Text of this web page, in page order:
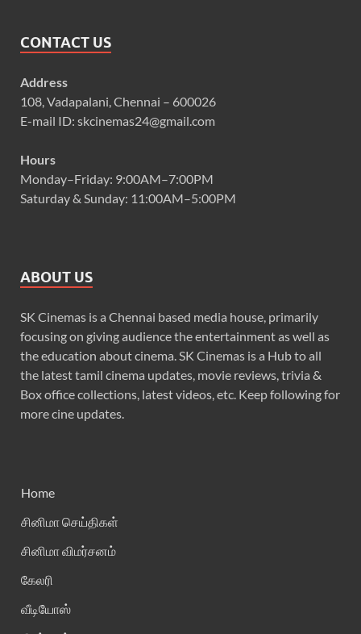
CONTACT US
Address
108, Vadapalani, Chennai – 600026
E-mail ID: skcinemas24@gmail.com
Hours
Monday–Friday: 9:00AM–7:00PM
Saturday & Sunday: 11:00AM–5:00PM
ABOUT US
SK Cinemas is a Chennai based media house, primarily
focusing on giving audience the entertainment as well as
the education about cinema. SK Cinemas is a Hub to all
the latest tamil cinema updates, movie reviews, trivia &
Box office collections, latest videos, etc. Keep following for
more cine updates.
Home
சினிமா செய்திகள்
சினிமா விமர்சனம்
கேலரி
வீடியோஸ்